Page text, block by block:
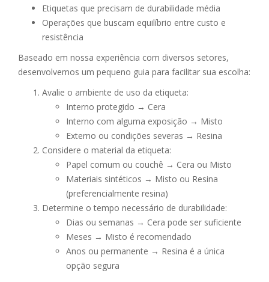
Etiquetas que precisam de durabilidade média
Operações que buscam equilíbrio entre custo e
resistência
Baseado em nossa experiência com diversos setores,
desenvolvemos um pequeno guia para facilitar sua escolha:
Avalie o ambiente de uso da etiqueta:
Interno protegido → Cera
Interno com alguma exposição → Misto
Externo ou condições severas → Resina
Considere o material da etiqueta:
Papel comum ou couchê → Cera ou Misto
Materiais sintéticos → Misto ou Resina
(preferencialmente resina)
Determine o tempo necessário de durabilidade:
Dias ou semanas → Cera pode ser suficiente
Meses → Misto é recomendado
Anos ou permanente → Resina é a única
opção segura